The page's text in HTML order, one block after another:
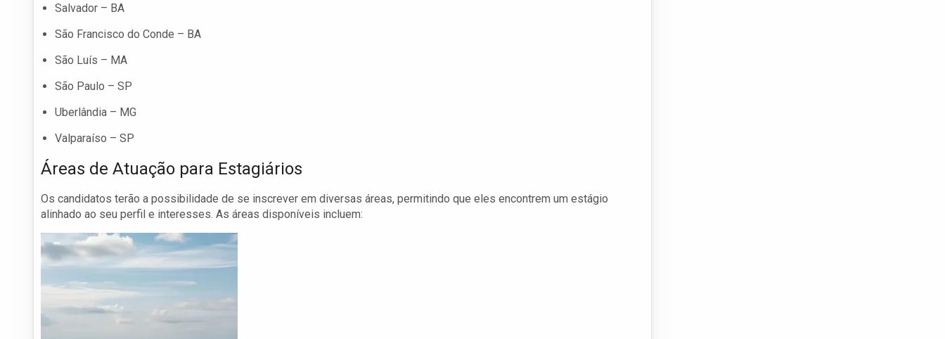
Salvador – BA
São Francisco do Conde – BA
São Luís – MA
São Paulo – SP
Uberlândia – MG
Valparaíso – SP
Áreas de Atuação para Estagiários
Os candidatos terão a possibilidade de se inscrever em diversas áreas, permitindo que eles encontrem um estágio
alinhado ao seu perfil e interesses. As áreas disponíveis incluem: